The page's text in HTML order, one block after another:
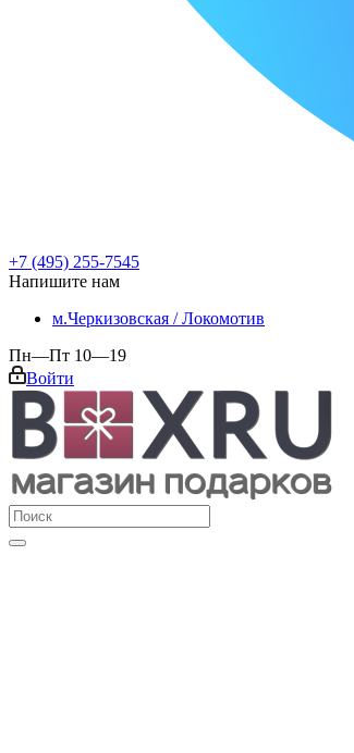
+7 (495) 255-7545
Напишите нам
м.Черкизовская / Локомотив
Пн—Пт 10—19
Войти